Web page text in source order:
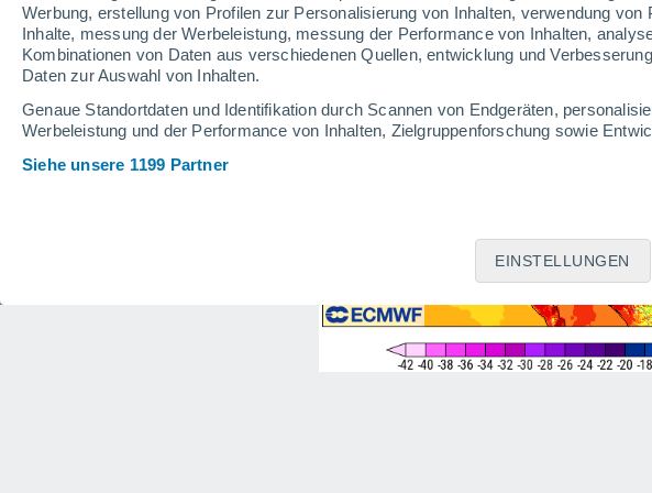
Werbung, erstellung von Profilen zur Personalisierung von Inhalten, verwendung
Inhalte, messung der Werbeleistung, messung der Performance von Inhalten,
Kombinationen von Daten aus verschiedenen Quellen, entwicklung und
Daten zur Auswahl von Inhalten.
Genaue Standortdaten und Identifikation durch Scannen von Endgeräten,
Werbeleistung und der Performance von Inhalten, Zielgruppenforschung sowie
Siehe unsere 1199 Partner
EINSTELLUNGEN